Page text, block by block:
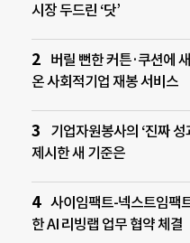
시장 두드린 ‘닷’
버릴 뻔한 커튼·쿠션에
온 사회적기업 재봉 서비스
기업자원봉사의 ‘진짜
제시한 새 기준은
사이임팩트-넥스트임팩
한 AI 리빙랩 업무 협약 체결